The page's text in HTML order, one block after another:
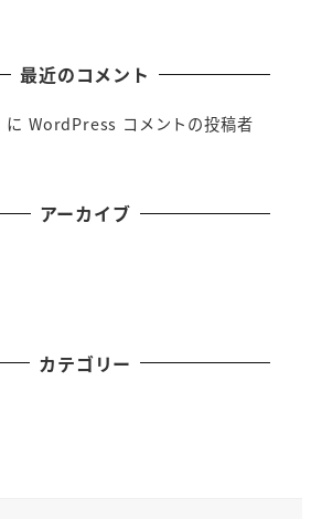
最近のコメント
にWordPress コメントの投稿者
アーカイブ
カテゴリー